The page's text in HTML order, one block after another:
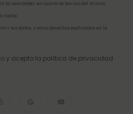
la newsletter, en cuanto te borras del mismo.
nadie.
tus datos, y otros derechos explicados en la
y acepto la política de privacidad